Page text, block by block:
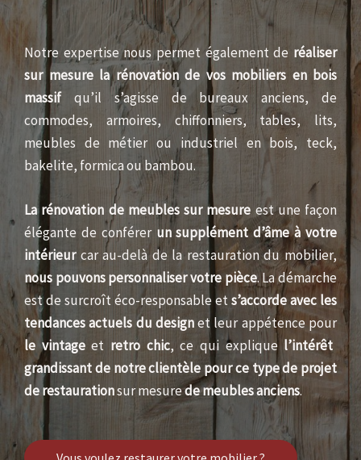
Notre expertise nous permet également de réaliser
sur mesure la rénovation de vos mobiliers en bois
massifqu’il s’agisse de bureaux anciens, de
commodes, armoires, chiffonniers, tables, lits,
meubles de métier ou industriel en bois, teck,
bakelite, formica ou bambou.
La rénovation de meubles sur mesure est une façon
élégante de conférer un supplément d’âme à votre
intérieurcar au-delà de la restauration du mobilier,
nous pouvons personnaliser votre pièce. La démarche
est de surcroît éco-responsable ets’accorde avec les
tendances actuels du designet leur appétence pour
le vintageet retro chic, ce qui explique l’intérêt
grandissant de notre clientèle pour ce type de projet
de restaurationsur mesurede meubles anciens.